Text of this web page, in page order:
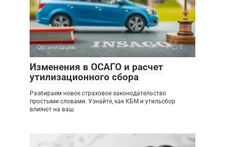
Организации 0
Изменения в ОСАГО и расчет
утилизационного сбора
Разбираем новое страховое законодательство
простыми словами. Узнайте, как КБМ и утильсбор
влияют на ваш